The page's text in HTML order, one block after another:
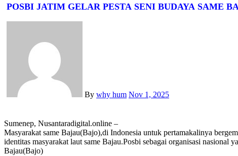
POSBI JATIM GELAR PESTA SENI BUDAYA SAME
By why hum Nov 1, 2025
Sumenep, Nusantaradigital.online –
Masyarakat same Bajau(Bajo),di Indonesia untuk pertamakalinya
identitas masyarakat laut same Bajau.Posbi sebagai organisasi nasional
Bajau(Bajo)